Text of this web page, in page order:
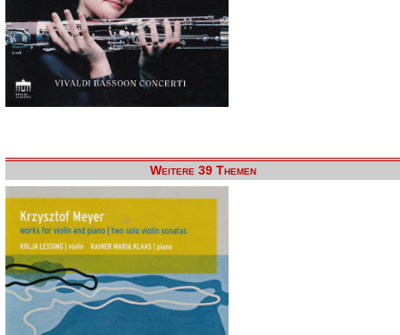
Weitere 39 Themen